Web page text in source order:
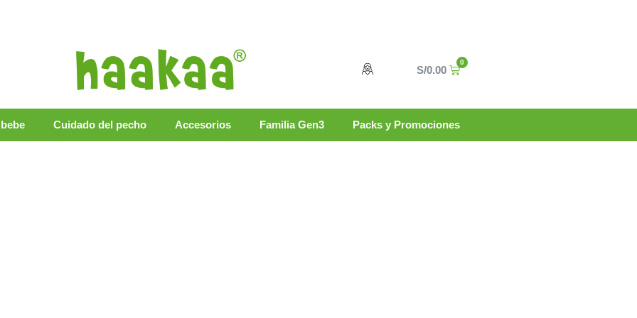
S/0.00
0
Carrito
Cuidado del pecho Accesorios Familia Gen3 Packs y Promociones